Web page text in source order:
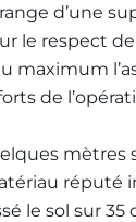
d’une
le respect
maximum
de
mètres
réputé
le sol sur